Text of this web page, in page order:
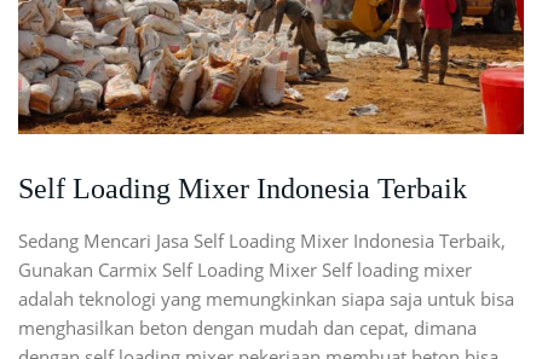
Self Loading Mixer Indonesia Terbaik
Sedang Mencari Jasa Self Loading Mixer Indonesia Terbaik,
Gunakan Carmix Self Loading Mixer Self loading mixer
adalah teknologi yang memungkinkan siapa saja untuk bisa
menghasilkan beton dengan mudah dan cepat, dimana